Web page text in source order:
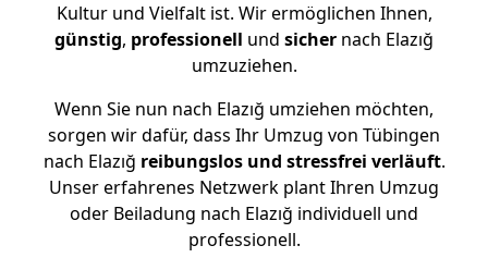
Kultur und Vielfalt ist. Wir ermöglichen Ihnen,
günstig, professionell und sicher nach Elazığ
umzuziehen.
Wenn Sie nun nach Elazığ umziehen möchten,
sorgen wir dafür, dass Ihr Umzug von Tübingen
nach Elazığ reibungslos und stressfrei verläuft.
Unser erfahrenes Netzwerk plant Ihren Umzug
oder Beiladung nach Elazığ individuell und
professionell.